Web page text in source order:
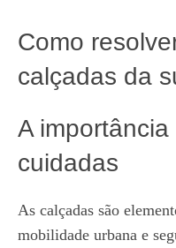
Como
calçadas da
A
cuidadas
As calçadas são
mobilidade urbana e